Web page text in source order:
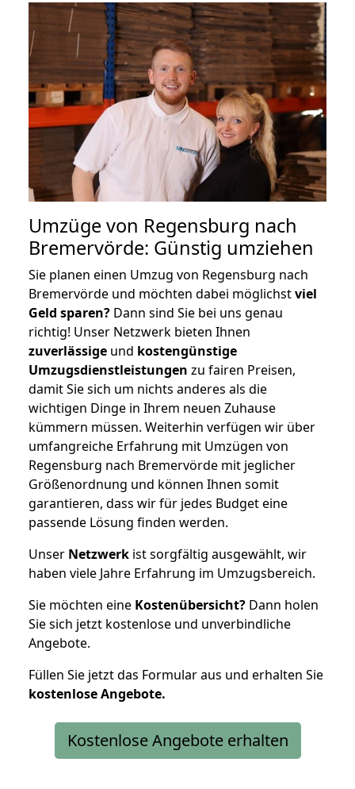
Umzüge von Regensburg nach
Bremervörde: Günstig umziehen
Sie planen einen Umzug von Regensburg nach
Bremervörde und möchten dabei möglichstviel
Geld sparen? Dann sind Sie bei uns genau
richtig! Unser Netzwerk bieten Ihnen
zuverlässige und kostengünstige
Umzugsdienstleistungen zu fairen Preisen,
damit Sie sich um nichts anderes als die
wichtigen Dinge in Ihrem neuen Zuhause
kümmern müssen. Weiterhin verfügen wir über
umfangreiche Erfahrung mit Umzügen von
Regensburg nach Bremervörde mit jeglicher
Größenordnung und können Ihnen somit
garantieren, dass wir für jedes Budget eine
passende Lösung finden werden.
Unser Netzwerk ist sorgfältig ausgewählt, wir
haben viele Jahre Erfahrung im Umzugsbereich.
Sie möchten eine Kostenübersicht? Dann holen
Sie sich jetzt kostenlose und unverbindliche
Angebote.
Füllen Sie jetzt das Formular aus und erhalten Sie
kostenloseAngebote.
Kostenlose Angebote erhalten